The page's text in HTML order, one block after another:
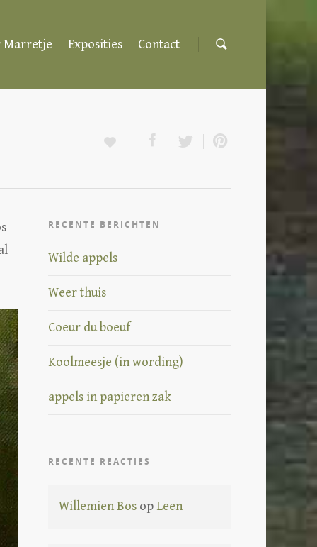
Marretje Exposities Contact
RECENTE BERICHTEN
Wilde appels
Weer thuis
Coeur du boeuf
Koolmeesje (in wording)
appels in papieren zak
RECENTE REACTIES
Willemien BosopLeen